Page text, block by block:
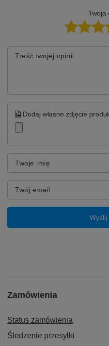
Twoja
Treść twojej opinii
Dodaj własne zdjęcie
Twoje imię
Twój email
Wyślij
Zamówienia
Status zamówienia
Śledzenie przesyłki